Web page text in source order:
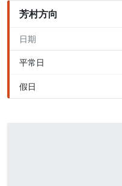
芳村方向
日期
平常日
假日